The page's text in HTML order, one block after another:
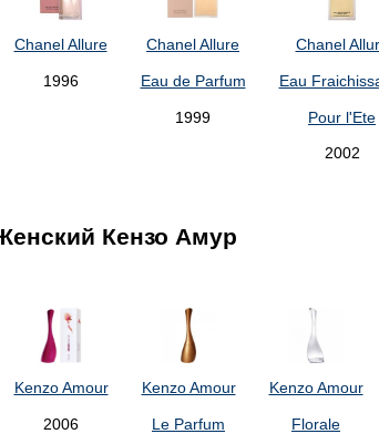
Chanel Allure
1996
Chanel Allure
Eau de Parfum
1999
Chanel
Eau
Pour l'Ete
2002
Кензо Амур
Kenzo Amour
2006
Kenzo Amour
Le Parfum
Kenzo Amour
Florale